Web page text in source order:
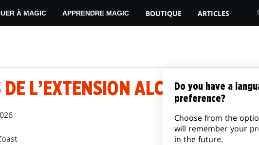
À MAGIC APPRENDRE MAGIC BOUTIQUE ARTICLES
L’EXTENSION ALCHEMY :
Do you have a
preference?
Choose from the
will remember your
in the future.